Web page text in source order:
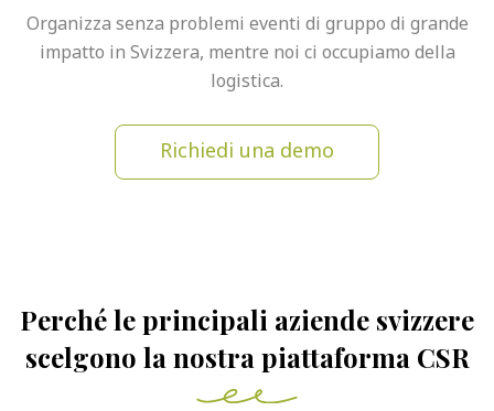
Organizza senza problemi eventi di gruppo di grande
impatto in Svizzera, mentre noi ci occupiamo della
logistica.
Richiedi una demo
Perché le principali aziende svizzere
scelgono la nostra piattaforma CSR